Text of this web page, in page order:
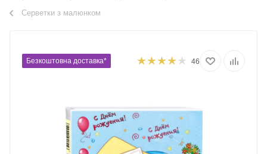
Серветки з малюнком
Безкоштовна доставка* 46